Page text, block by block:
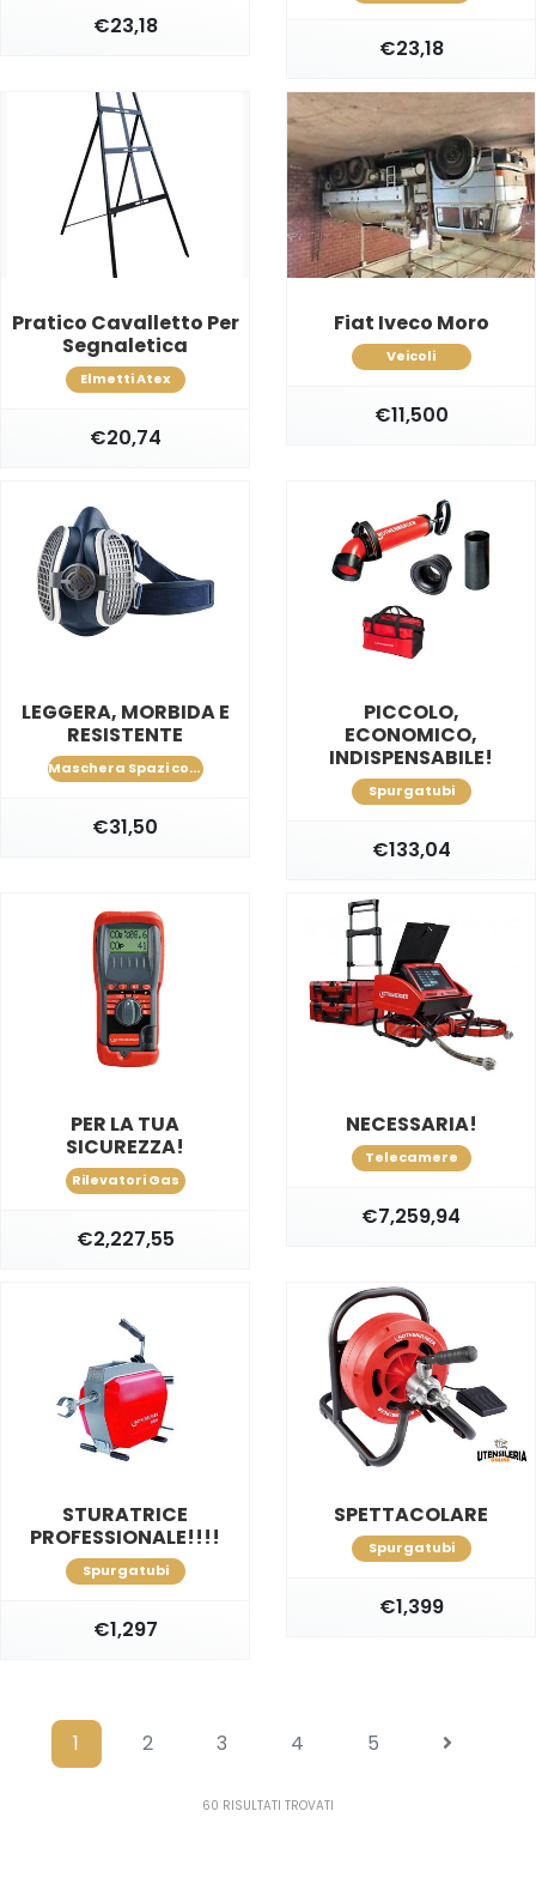
€23,18
€23,18
Pratico Cavalletto Per
Segnaletica
Elmetti Atex
€20,74
Fiat Iveco Moro
Veicoli
€11,500
LEGGERA, MORBIDA E
RESISTENTE
Maschera Spazi confinati
€31,50
PICCOLO,
ECONOMICO,
INDISPENSABILE!
Spurgatubi
€133,04
PER LA TUA
SICUREZZA!
Rilevatori Gas
€2,227,55
NECESSARIA!
Telecamere
€7,259,94
STURATRICE
PROFESSIONALE!!!!
Spurgatubi
€1,297
SPETTACOLARE
Spurgatubi
€1,399
1 2 3 4 5
60 RISULTATI TROVATI